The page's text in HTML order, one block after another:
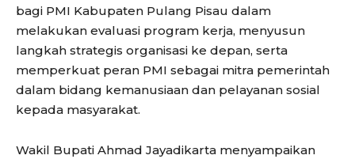
bagi PMI Kabupaten Pulang Pisau dalam
melakukan evaluasi program kerja, menyusun
langkah strategis organisasi ke depan, serta
memperkuat peran PMI sebagai mitra pemerintah
dalam bidang kemanusiaan dan pelayanan sosial
kepada masyarakat.
Wakil Bupati Ahmad Jayadikarta menyampaikan